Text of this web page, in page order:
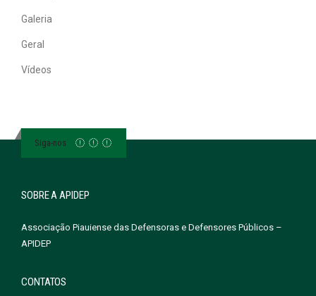
Galeria
Geral
Vídeos
Siga-nos
SOBRE A APIDEP
Associação Piauiense das Defensoras e Defensores Públicos –
APIDEP
CONTATOS